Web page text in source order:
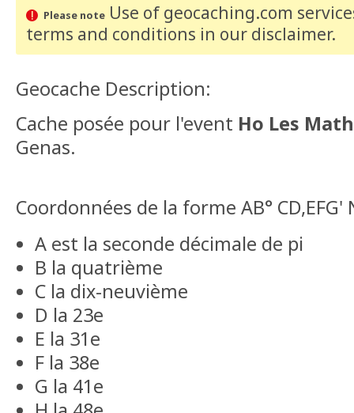
Please noteUse of geocaching.com
terms and conditions in our disclaimer.
Geocache Description:
Cache posée pour l'event Ho Les
Genas.
Coordonnées de la forme AB° CD,EFG'
A est la seconde décimale de pi
B la quatrième
C la dix-neuvième
D la 23e
E la 31e
F la 38e
G la 41e